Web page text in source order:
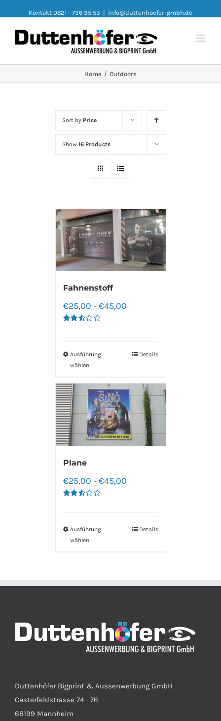
Kontakt 0621 - 736 35 53 | info@duttenhoefer-gmbh.de
Home / Outdoors
Sort by Price
Show 16 Products
Fahnenstoff
von 5
€25,00 – €45,00
Ausführung
wählen
Details
Plane
von 5
€25,00 – €45,00
Ausführung
wählen
Details
Duttenhöfer Bigprint & Aussenwerbung GmbH
Casterfeldstrasse 74 - 76
68199 Mannheim